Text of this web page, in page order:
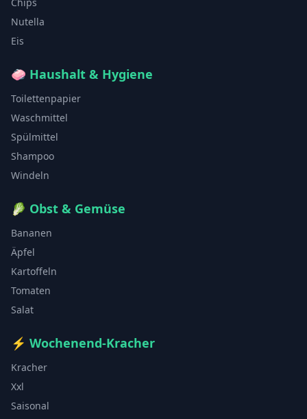
Nutella
Eis
🧼 Haushalt & Hygiene
Toilettenpapier
Waschmittel
Spülmittel
Shampoo
Windeln
🥬 Obst & Gemüse
Bananen
Äpfel
Kartoffeln
Tomaten
Salat
⚡ Wochenend-Kracher
Kracher
Xxl
Saisonal